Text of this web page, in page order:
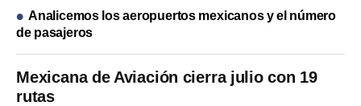
Mexicana de Aviación cierra julio con 19
rutas
Analicemos los aeropuertos mexicanos y el número
de pasajeros